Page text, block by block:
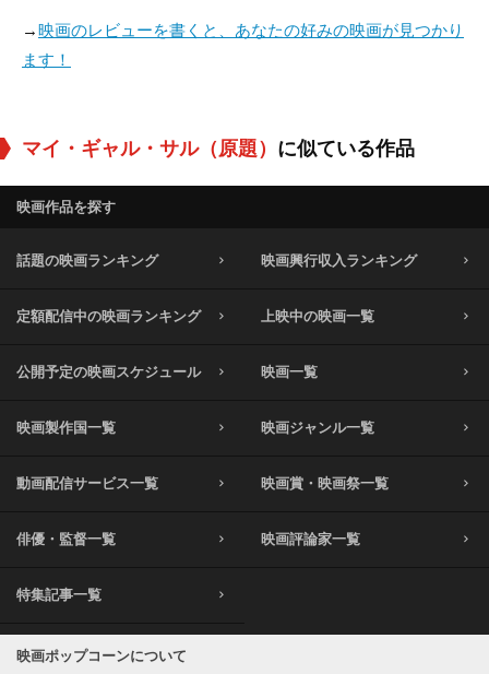
→映画のレビューを書くと、あなたの好みの映画が見つかり
ます！
マイ・ギャル・サル（原題） に似ている作品
映画作品を探す
話題の映画ランキング 映画興行収入ランキング
定額配信中の映画ランキング 上映中の映画一覧
公開予定の映画スケジュール 映画一覧
映画製作国一覧 映画ジャンル一覧
動画配信サービス一覧 映画賞・映画祭一覧
俳優・監督一覧 映画評論家一覧
特集記事一覧
映画ポップコーンについて